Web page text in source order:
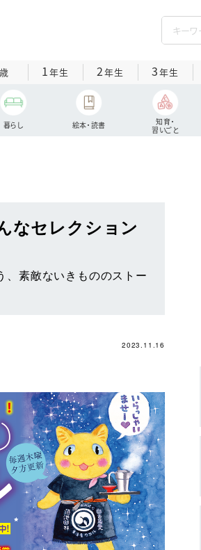
歳 1年生 2年生 3年生
暮らし 絵本・読書
知育・
習いごと
なセレクション
素敵ないきもののストー
2023.11.16